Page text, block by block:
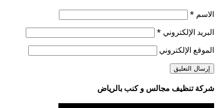
الاسم *
البريد الإلكتروني *
الموقع الإلكتروني
شركة تنظيف مجالس و كنب بالرياض